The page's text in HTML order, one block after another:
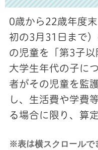
0歳から22歳年度
初の3月31日まで
の児童を「第3子以
大学生年代の子に
者がその児童を監
し、生活費や学費
る場合に限り、算
※表は横スクロールで